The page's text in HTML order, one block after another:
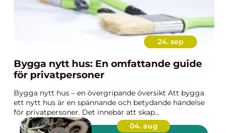
24. sep
Bygga nytt hus: En omfattande guide
för privatpersoner
Bygga nytt hus – en övergripande översikt Att bygga
ett nytt hus är en spännande och betydande händelse
för privatpersoner. Det innebär att skap...
04. aug